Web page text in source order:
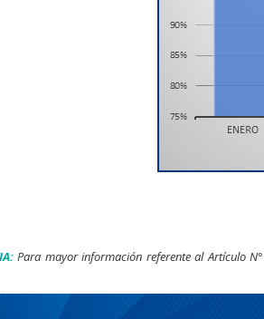
Para mayor información referente al Artículo
transparencia